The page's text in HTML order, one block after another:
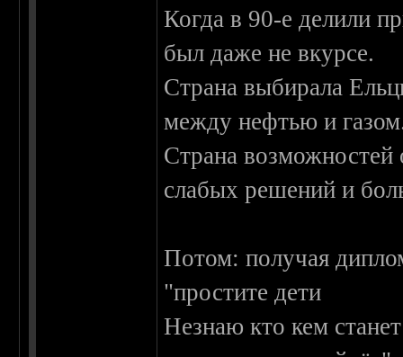
Когда в 90-е делили
был даже не вкурсе.
Страна выбирала
между нефтью и
Страна возможностей
слабых решений и
Потом: получая
"простите дети
Незнаю кто кем